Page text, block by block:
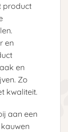
product
en
en
Zo
kwaliteit.
aan een